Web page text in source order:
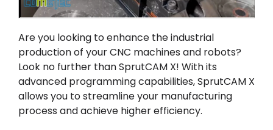
Are you looking to enhance the industrial
production of your CNC machines and robots?
Look no further thanSprutCAM X! With its
advanced programming capabilities, SprutCAM X
allows you to streamline your manufacturing
process and achieve higher efficiency.